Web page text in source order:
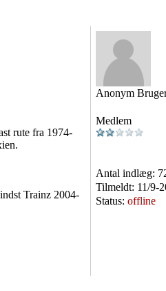
rute fra 1974-
Trainz 2004-
Anonym
Medlem
Antal indlæg:
Tilmeldt: 11/9-
Status: offline